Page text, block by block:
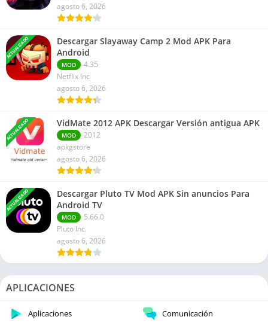
agosto 6, 2026
ACTUALIZADO
Descargar Slayaway Camp 2 Mod APK Para
Android
MOD
4.35
Netflix Inc
agosto 6, 2026
ACTUALIZADO VidMate 2012 APK Descargar Versión antigua APK
MOD
2012
apkgstore
agosto 6, 2026
ACTUALIZADO
Descargar Pluto TV Mod APK Sin anuncios Para
Android TV
MOD
5.66.0
Pluto Inc.
agosto 6, 2026
APLICACIONES
Aplicaciones Comunicación